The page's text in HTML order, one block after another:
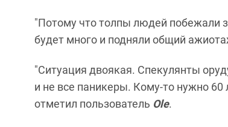
"Потому что толпы людей побежали
будет много и подняли общий
"Ситуация двоякая. Спекулянты
и не все паникеры. Кому-то нужно 60
отметил пользователь Ole.